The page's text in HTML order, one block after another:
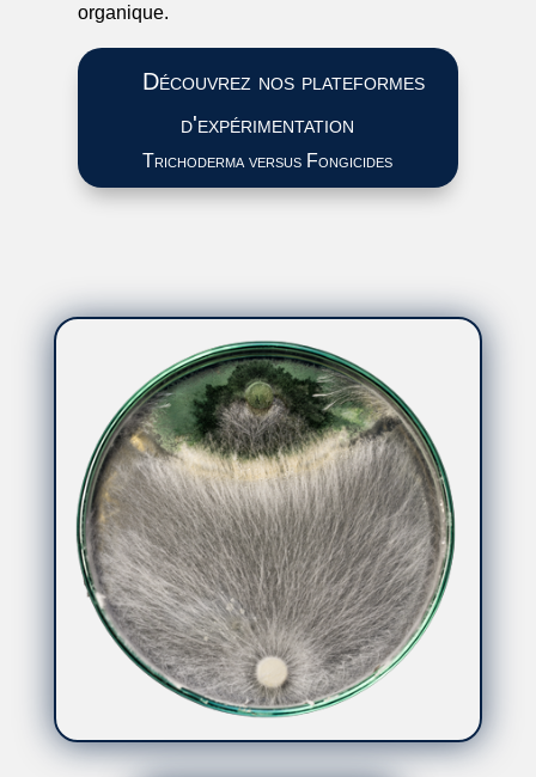
organique.
Découvrez nos plateformes
d'expérimentation
Trichoderma versus Fongicides